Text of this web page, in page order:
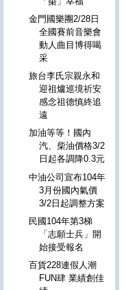
金門國樂團2/28日
全國賽前音樂會
動人曲目博得喝
采
旅台李氏宗親永和
迎祖爐巡境祈安
感念祖德慎終追
遠
加油等等！國內
汽、柴油價格3/2
日起各調降0.3元
中油公司宣布104年
3月份國內氣價
3/2日起調整方案
民國104年第3梯
「志願士兵」開
始接受報名
百貨228連假人潮
FUN肆 業績創佳